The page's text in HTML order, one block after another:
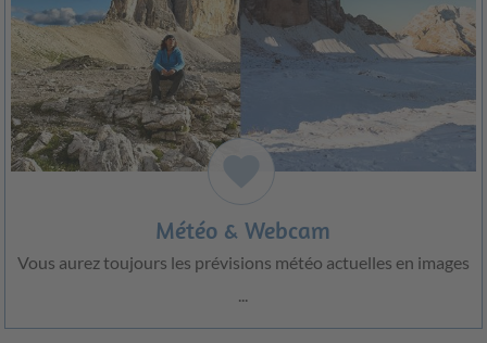
favorite
Météo & Webcam
Vous aurez toujours les prévisions météo actuelles en images